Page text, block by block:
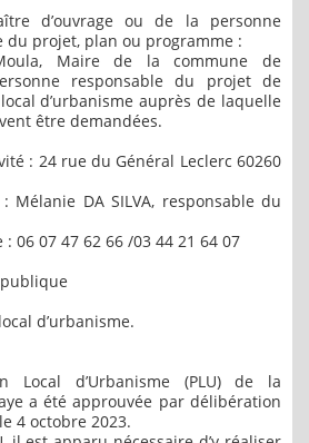
d’ouvrage ou de la personne
du projet, plan ou programme :
Maire de la commune de
responsable du projet de
d’urbanisme auprès de laquelle
être demandées.
: 24 rue du Général Leclerc 60260
Mélanie DA SILVA, responsable du
06 07 47 62 66 /03 44 21 64 07
d’urbanisme.
Local d’Urbanisme (PLU) de la
a été approuvée par délibération
4 octobre 2023.